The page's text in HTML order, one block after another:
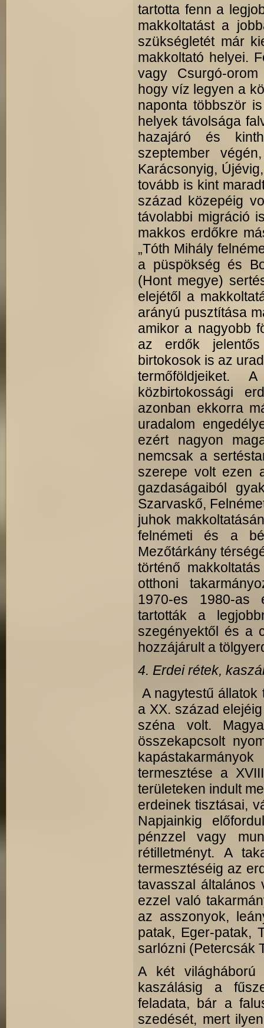
tartotta fenn a
makkoltatást a
szükségletét már
makkoltató helyei.
vagy Csurgó-
hogy víz legyen a
naponta többször
helyek távolsága
hazajáró és
szeptember
Karácsonyig,
tovább is kint
század közepéig
távolabbi migráció
makkos erdőkre
„Tóth Mihály
a püspökség és
(Hont megye)
elejétől a
arányú pusztítása
amikor a nagyobb
az erdők
birtokosok is az
közbirtokossági
azonban ekkorra
uradalom
ezért nagyon
nemcsak a
szerepe volt ezen
gazdaságaiból
Szarvaskő,
juhok
felnémeti és a
Mezőtárkány
történő
otthoni
1970-es 1980-as
tartották a
szegényektől és a
hozzájárult a
4. Erdei rétek,
A nagytestű
a XX. század
széna volt.
összekapcsolt
termesztése a
területeken indult
erdeinek tisztásai,
Napjainkig
pénzzel vagy
rétilletményt. A
termesztéséig az
tavasszal általános
ezzel való
az asszonyok,
patak, Eger-patak,
sarlózni (Petercsák
A két
kaszálásig a
feladata, bár a
szedését, mert